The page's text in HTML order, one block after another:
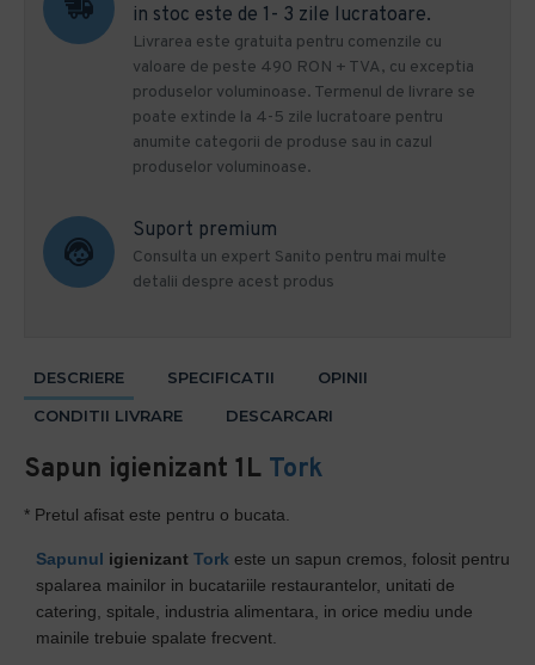
in stoc este de 1- 3 zile lucratoare.
Livrarea este gratuita pentru comenzile cu
valoare de peste 490 RON + TVA, cu exceptia
produselor voluminoase. Termenul de livrare se
poate extinde la 4-5 zile lucratoare pentru
anumite categorii de produse sau in cazul
produselor voluminoase.
Suport premium
Consulta un expert Sanito pentru mai multe
detalii despre acest produs
DESCRIERE SPECIFICATII
OPINII
CONDITII LIVRARE
DESCARCARI
Sapun igienizant 1L Tork
* Pretul afisat este pentru o bucata.
Sapunul igienizant Tork este un sapun cremos, folosit pentru
spalarea mainilor in bucatariile restaurantelor, unitati de
catering, spitale, industria alimentara, in orice mediu unde
mainile trebuie spalate frecvent.